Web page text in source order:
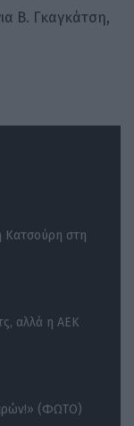
Β. Γκαγκάτση,
Κατσούρη στη
αλλά η ΑΕΚ
(ΦΩΤΟ)